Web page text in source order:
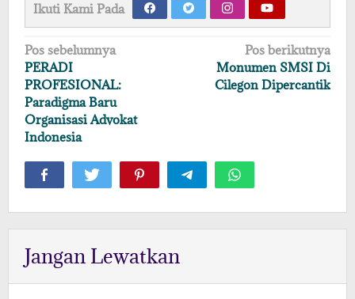
Ikuti Kami Pada
Navigasi
pos
Pos sebelumnya
PERADI
PROFESIONAL:
Paradigma Baru
Organisasi Advokat
Indonesia
Pos berikutnya
Monumen SMSI Di
Cilegon Dipercantik
Jangan Lewatkan